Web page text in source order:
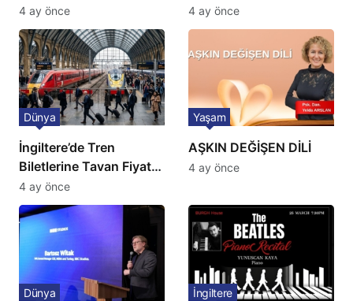
kriz: Büyükelçilikten
açıklama!
4 ay önce
Günlük Kaos Kapıda
4 ay önce
İngiltere’de Tren
Biletlerine Tavan Fiyat:
Ulaşımda Yeni
Düzenleme
Dünya
4 ay önce
AŞKIN DEĞİŞEN DİLİ
Yaşam
4 ay önce
Dünya İngiltere